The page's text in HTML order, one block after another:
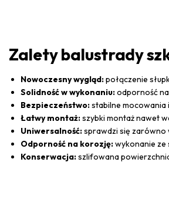
Zalety balustrady
Nowoczesny wygląd:połączenie
Solidność w wykonaniu:odporność
Bezpieczeństwo:stabilne mocowania
Łatwy montaż:szybki montaż nawet
Uniwersalność:sprawdzi się zarówno
Odporność na korozję:wykonanie ze
Konserwacja:szlifowana